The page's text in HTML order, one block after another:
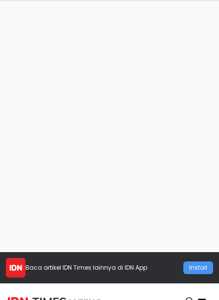
Baca artikel IDN Times lainnya di IDN App Install